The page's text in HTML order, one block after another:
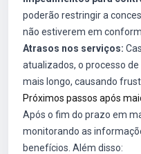
poderão restringir a
não estiverem em
Atrasos nos serviços:
atualizados, o processo
mais longo, causando
Próximos passos após
Após o fim do prazo em
monitorando as
benefícios. Além disso: